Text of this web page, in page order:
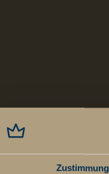
Zustimmung
| 18586 Ostseebad